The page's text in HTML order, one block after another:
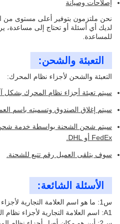
إصلاحات وصيانة
نحن ملتزمون بتوفير أعلى مستوى من
لديك أي أسئلة أو تحتاج إلى مساعدة،
للمساعدة.
التعبئة والشحن:
التعبئة والشحن لأجزاء نظام المحرك:
سيتم تعبئة أجزاء نظام المحرك بشكل
سيتم إغلاق الصندوق وتسميته باسم
FedEx أو DHL.
سوف يتلقى العميل رقم تتبع للشحنة.
الأسئلة الشائعة:
س1: ما هو اسم العلامة التجارية لأجزاء نظام المحرك؟
A1: اسم العلامة التجارية لأجزاء نظام المحرك هو Feimenlmugol.